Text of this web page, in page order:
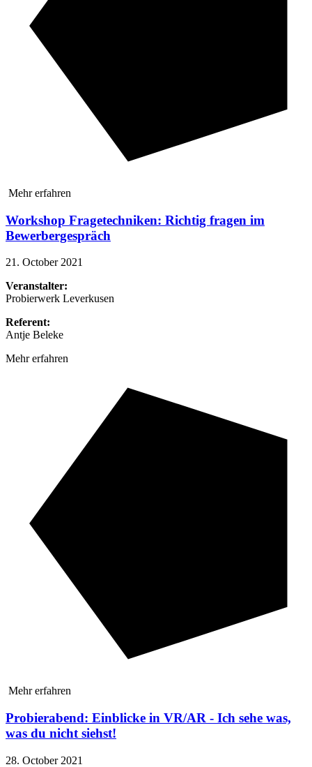
Mehr erfahren
Workshop Fragetechniken: Richtig fragen im
Bewerbergespräch
21. October 2021
Veranstalter:
Probierwerk Leverkusen
Referent:
Antje Beleke
Mehr erfahren
Mehr erfahren
Probierabend: Einblicke in VR/AR - Ich sehe was,
was du nicht siehst!
28. October 2021